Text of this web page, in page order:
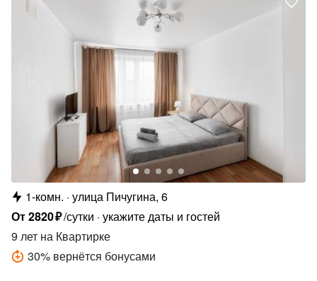
1-комн. улица Пичугина, 6
От2820₽/сутки укажите даты и гостей
9 лет на Квартирке
30% вернётся бонусами